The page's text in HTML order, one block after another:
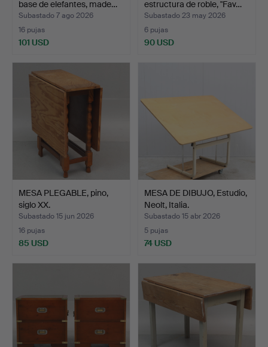
base de elefantes, made…
Subastado 7 ago 2026
16 pujas
101 USD
estructura de roble, "Fav…
Subastado 23 may 2026
6 pujas
90 USD
MESA PLEGABLE, pino,
siglo XX.
Subastado 15 jun 2026
16 pujas
85 USD
MESA DE DIBUJO, Estudio,
Neolt, Italia.
Subastado 15 abr 2026
5 pujas
74 USD